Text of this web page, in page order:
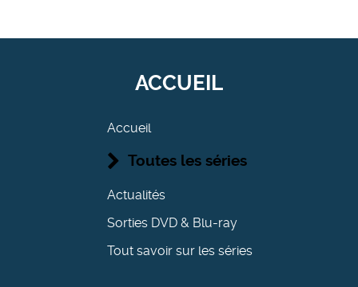
ACCUEIL
Accueil
Toutes les séries
Actualités
Sorties DVD & Blu-ray
Tout savoir sur les séries